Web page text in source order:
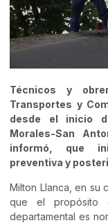
Técnicos y
Transportes y
desde el inicio
Morales-San
informó, que
preventiva y
Milton Llanca, en su
que el propósito
departamental es